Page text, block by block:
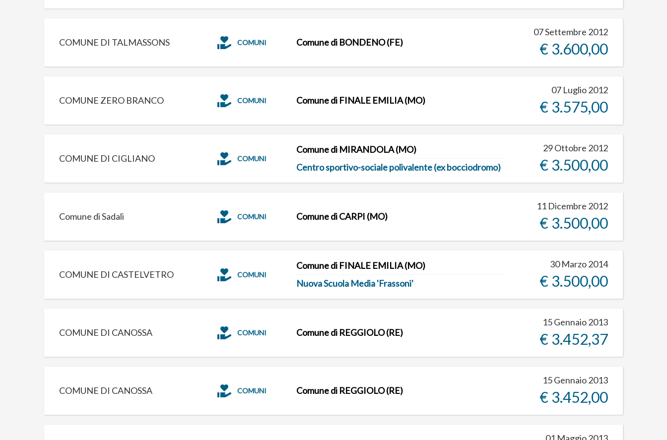
COMUNE DI TALMASSONS COMUNI Comune di BONDENO (FE)
07 Settembre 2012
€ 3.600,00
COMUNE ZERO BRANCO COMUNI Comune di FINALE EMILIA (MO)
07 Luglio 2012
€ 3.575,00
COMUNE DI CIGLIANO COMUNI
Comune di MIRANDOLA (MO)
Centro sportivo-sociale polivalente (ex bocciodromo)
29 Ottobre 2012
€ 3.500,00
Comune di Sadali COMUNI Comune di CARPI (MO)
11 Dicembre 2012
€ 3.500,00
COMUNE DI CASTELVETRO COMUNI
Comune di FINALE EMILIA (MO)
Nuova Scuola Media 'Frassoni'
30 Marzo 2014
€ 3.500,00
COMUNE DI CANOSSA COMUNI Comune di REGGIOLO (RE)
15 Gennaio 2013
€ 3.452,37
COMUNE DI CANOSSA COMUNI Comune di REGGIOLO (RE)
15 Gennaio 2013
€ 3.452,00